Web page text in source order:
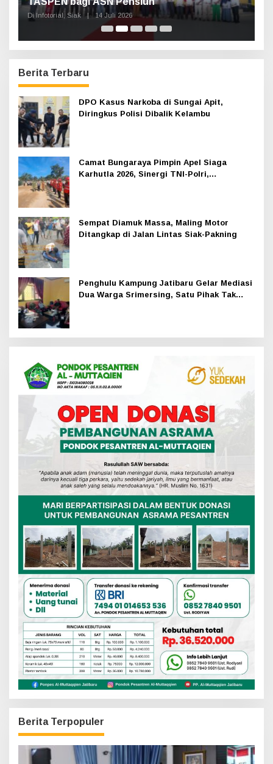
Kesultanan
Di Infotorial, Siak | 12 Juli 2026
Berita Terbaru
DPO Kasus Narkoba di Sungai Apit,
Diringkus Polisi Dibalik Kelambu
Camat Bungaraya Pimpin Apel Siaga
Karhutla 2026, Sinergi TNI-Polri,
Sempat Diamuk Massa, Maling Motor
Ditangkap di Jalan Lintas Siak-Pakning
Penghulu Kampung Jatibaru Gelar Mediasi
Dua Warga Srimersing, Satu Pihak Tak
Berita Terpopuler